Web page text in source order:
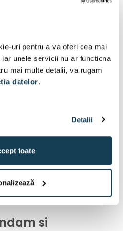
uri pentru a va oferi cea mai
unele servicii nu ar functiona
mai multe detalii, va rugam
datelor.
Detalii
toate
incarcare maxima: 82.7 %
84.6 %
85.4 %
5): 55 Dust/Jetting
FARA
si